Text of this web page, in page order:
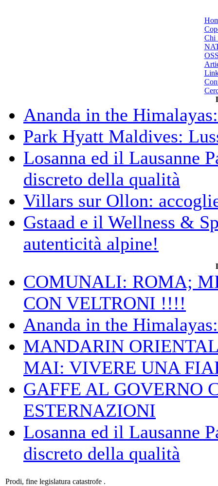
Chi
Ananda in the
Park Hyatt Maldives:
Losanna ed il Lausanne
discreto della qualità
Villars sur Ollon:
Gstaad e il Wellness &
autenticità alpine!
COMUNALI: ROMA;
CON VELTRONI !!!!
Ananda in the
MANDARIN
MAI: VIVERE UNA
GAFFE AL GOVERNO
ESTERNAZIONI
Losanna ed il Lausanne
discreto della qualità
Prodi, fine legislatura catastrofe .